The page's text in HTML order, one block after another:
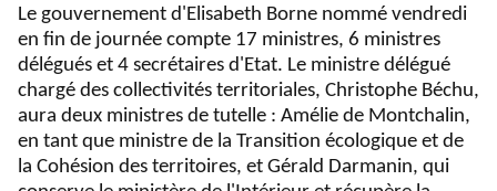
Le gouvernement d'Elisabeth Borne nommé vendredi
en fin de journée compte 17 ministres, 6 ministres
délégués et 4 secrétaires d'Etat. Le ministre délégué
chargé des collectivités territoriales, Christophe Béchu,
aura deux ministres de tutelle : Amélie de Montchalin,
en tant que ministre de la Transition écologique et de
la Cohésion des territoires, et Gérald Darmanin, qui